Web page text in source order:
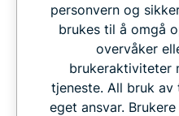
personvern og
brukes til å omgå
overvåker
brukeraktiviteter
tjeneste. All bruk av
eget ansvar.